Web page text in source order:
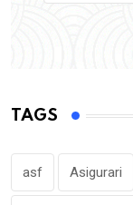
TAGS
asf Asigurari